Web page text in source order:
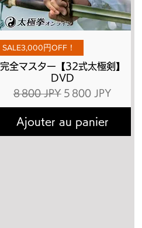
Aperçu rapide
SALE3,000円OFF！
完全マスター【32式太極剣】
DVD
Prix original
8 800 JPY Prix promotionnel
5 800 JPY
Ajouter au panier